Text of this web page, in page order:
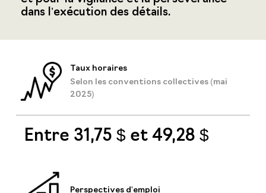
dans l’exécution des détails.
Taux horaires
Selon les conventions collectives (mai
2025)
Entre 31,75 $ et 49,28 $
Perspectives d'emploi